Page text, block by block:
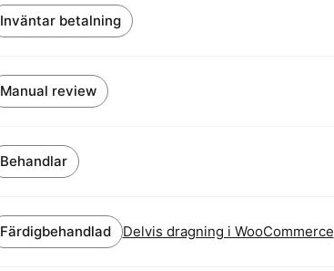
Inväntar betalning
Manual review
Behandlar
Färdigbehandlad Delvis dragning i WooCommerce